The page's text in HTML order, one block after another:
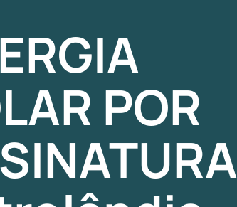
POR